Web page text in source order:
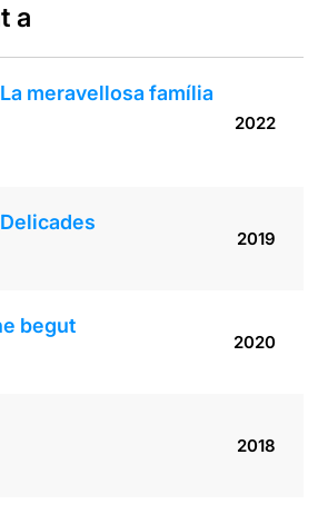
a
meravellosa família
2022
2019
begut
2020
2018